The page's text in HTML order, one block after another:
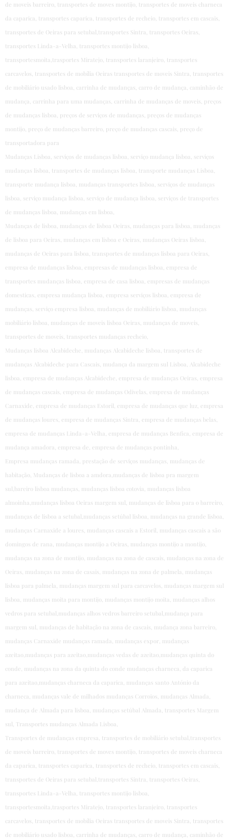
de moveis barreiro, transportes de moves montijo, transportes de moveis charneca
da caparica, transportes caparica, transportes de recheio, transportes em cascais,
transportes de Oeiras para setubal,transportes Sintra, transportes Oeiras,
transportes Linda-a-Velha, transportes montijo lisboa,
transportesmoita,trasportes Miratejo, transportes laranjeiro, transportes
carcavelos, transportes de mobília Oeiras transportes de moveis Sintra, transportes
de mobiliário usado lisboa, carrinha de mudanças, carro de mudança, caminhão de
mudança, carrinha para uma mudanças, carrinha de mudanças de moveis, preços
de mudanças lisboa, preços de serviços de mudanças, preços de mudanças
montijo, preço de mudanças barreiro, preço de mudanças cascais, preço de
transportadora para
Mudanças Lisboa, serviços de mudanças lisboa, serviço mudança lisboa, serviços
mudanças lisboa, transportes de mudanças lisboa, transporte mudanças Lisboa,
transporte mudança lisboa, mudanças transportes lisboa, serviços de mudanças
lisboa, serviço mudança lisboa, serviço de mudança lisboa, serviços de transportes
de mudanças lisboa, mudanças em lisboa,
Mudanças de lisboa, mudanças de lisboa Oeiras, mudanças para lisboa, mudanças
de lisboa para Oeiras, mudanças em lisboa e Oeiras, mudanças Oeiras lisboa,
mudanças de Oeiras para lisboa, transportes de mudanças lisboa para Oeiras,
empresa de mudanças lisboa, empresas de mudanças lisboa, empresa de
transportes mudanças lisboa, empresa de casa lisboa, empresas de mudanças
domesticas, empresa mudança lisboa, empresa serviços lisboa, empresa de
mudanças, serviço empresa lisboa, mudanças de mobiliário lisboa, mudanças
mobiliário lisboa, mudanças de moveis lisboa Oeiras, mudanças de moveis,
transportes de moveis, transportes mudanças recheio,
Mudanças lisboa Alcabideche, mudanças Alcabideche lisboa, transportes de
mudanças Alcabideche para Cascais, mudança da margem sul Lisboa, Alcabideche
lisboa, empresa de mudanças Alcabideche, empresa de mudanças Oeiras, empresa
de mudanças cascais, empresa de mudanças Odivelas, empresa de mudanças
Carnaxide, empresa de mudanças Estoril, empresa de mudanças que luz, empresa
de mudanças loures, empresa de mudanças Sintra, empresa de mudanças belas,
empresa de mudanças Linda-a-Velha, empresa de mudanças Benfica, empresa de
mudança amadora, empresa de, empresa de mudanças pontinha,
Empresa mudanças ramada, prestação de serviços mudanças, mudanças de
habitação, Mudanças de lisboa a amdora,mudanças de lisboa pra margem
sul,bareiro lisboa mudanças, mudanças lisboa cotovia, mudanças lisboa
almoinha,mudanças lisboa Oeiras margem sul, mudanças de lisboa para o barreiro,
mudanças de lisboa a setubal,mudanças setúbal lisboa, mudanças na grande lisboa,
mudanças Carnaxide a loures, mudanças cascais a Estoril, mudanças cascais a são
domingos de rana, mudanças montijo a Oeiras, mudanças montijo a montijo,
mudanças na zona de montijo, mudanças na zona de cascais, mudanças na zona de
Oeiras, mudanças na zona de casais, mudanças na zona de palmela, mudanças
lisboa para palmela, mudanças margem sul para carcavelos, mudanças margem sul
lisboa, mudanças moita para montijo, mudanças montijo moita, mudanças alhos
vedros para setubal,mudanças alhos vedros barreiro setubal,mudança para
margem sul, mudanças de habitação na zona de cascais, mudança zona barreiro,
mudanças Carnaxide mudanças ramada, mudanças expor, mudanças
azeitao,mudanças para azeitao,mudanças vedas de azeitao,mudanças quinta do
conde, mudanças na zona da quinta do conde mudanças charneca, da caparica
para azeitao,mudanças charneca da caparica, mudanças santo António da
charneca, mudanças vale de milhados mudanças Corroios, mudanças Almada,
mudança de Almada para lisboa, mudanças setúbal Almada, transportes Margem
sul, Transportes mudanças Almada Lisboa,
Transportes de mudanças empresa, transportes de mobiliário setubal,transportes
de moveis barreiro, transportes de moves montijo, transportes de moveis charneca
da caparica, transportes caparica, transportes de recheio, transportes em cascais,
transportes de Oeiras para setubal,transportes Sintra, transportes Oeiras,
transportes Linda-a-Velha, transportes montijo lisboa,
transportesmoita,trasportes Miratejo, transportes laranjeiro, transportes
carcavelos, transportes de mobília Oeiras transportes de moveis Sintra, transportes
de mobiliário usado lisboa, carrinha de mudanças, carro de mudança, caminhão de